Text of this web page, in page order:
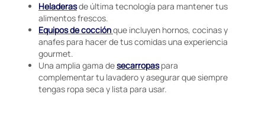
Heladerasde última tecnología para mantener tus
alimentos frescos.
Equipos de cocciónque incluyen hornos, cocinas y
anafes para hacer de tus comidas una experiencia
gourmet.
Una amplia gama desecarropaspara
complementar tu lavadero y asegurar que siempre
tengas ropa seca y lista para usar.